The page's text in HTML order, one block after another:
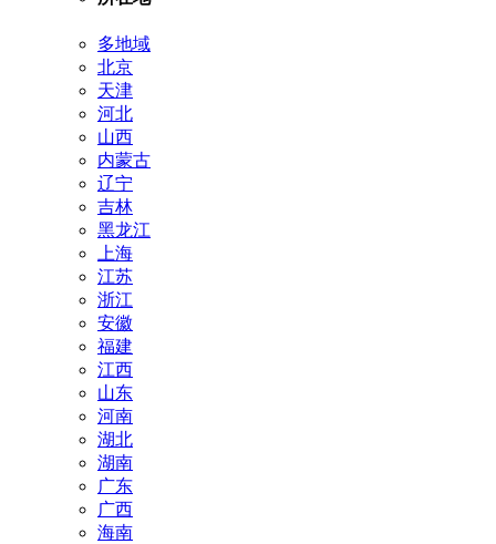
多地域
北京
天津
河北
山西
内蒙古
辽宁
吉林
黑龙江
上海
江苏
浙江
安徽
福建
江西
山东
河南
湖北
湖南
广东
广西
海南